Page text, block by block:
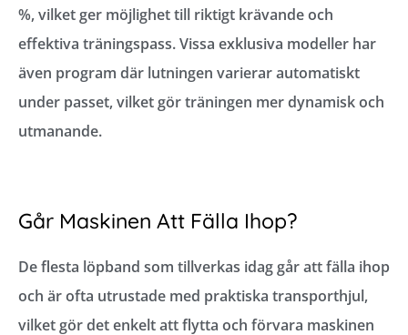
%, vilket ger möjlighet till riktigt krävande och
effektiva träningspass. Vissa exklusiva modeller har
även program där lutningen varierar automatiskt
under passet, vilket gör träningen mer dynamisk och
utmanande.
Går Maskinen Att Fälla Ihop?
De flesta löpband som tillverkas idag går att fälla ihop
och är ofta utrustade med praktiska transporthjul,
vilket gör det enkelt att flytta och förvara maskinen